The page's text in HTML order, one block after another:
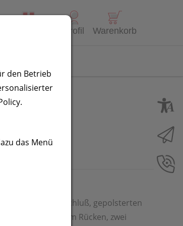
Profil Warenkorb
rollbarem Verschluß, gepolsterten
mit Karabiner am Rücken, zwei
den Betrieb
das Menü